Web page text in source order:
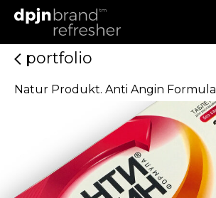
portfolio
Natur Produkt. Anti Angin Formula